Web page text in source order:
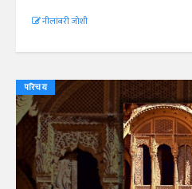
नीलांबरी जोशी
परिचय